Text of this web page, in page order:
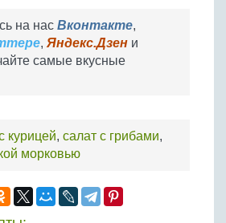
на нас Вконтакте,
, Яндекс.Дзен и
самые вкусные
курицей, салат с грибами,
морковью